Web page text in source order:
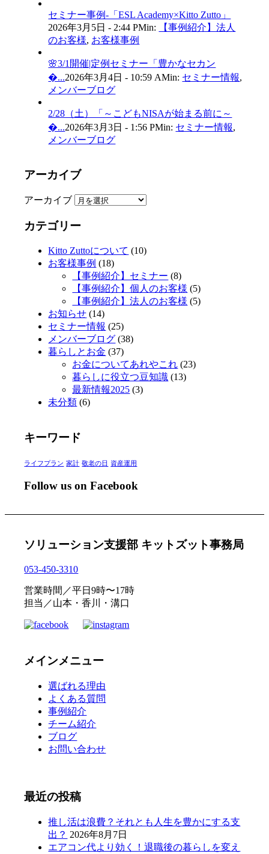
セミナー事例-「ESL Academy×Kitto Zutto」
2026年3月5日 - 2:44 PMin:
【事例紹介】法人
のお客様, お客様事例
🌸3/1開催|定例セミナー「豊かなセカン
�...2026年3月4日 - 10:59 AMin: セミナー情報,
メンバーブログ
2/28（土）「～こどもNISAが始まる前に～
�...2026年3月3日 - 1:56 PMin: セミナー情報,
メンバーブログ
アーカイブ
アーカイブ
カテゴリー
Kitto Zuttoについて (10)
お客様事例 (18)
【事例紹介】セミナー (8)
【事例紹介】個人のお客様 (5)
【事例紹介】法人のお客様 (5)
お知らせ (14)
セミナー情報 (25)
メンバーブログ (38)
暮らしとお金 (37)
お金についてあれやこれ (23)
暮らしに役立つ豆知識 (13)
最新情報2025 (3)
未分類 (6)
キーワード
ライフプラン 家計 敬老の日 資産運用
Follow us on Facebook
ソリューション支援部 キットズット事務局
053-450-3310
営業時間／平日9時〜17時
担当／山本・香川・溝口
メインメニュー
選ばれる理由
よくある質問
事例紹介
チーム紹介
ブログ
お問い合わせ
最近の投稿
推し活は浪費？それとも人生を豊かにする支
出？ 2026年8月7日
エアコン代より効く！退職後の暮らしを変え